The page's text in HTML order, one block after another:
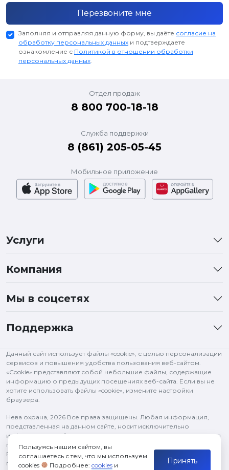
Перезвоните мне
Заполняя и отправляя данную форму, вы даёте согласие на
обработку персональных данных и подтверждаете
ознакомление с Политикой в отношении обработки
персональных данных
Услуги
Компания
Мы в соцсетях
Поддержка
Мобильное приложение
Отдел продаж
8 800 700-18-18
Служба поддержки
8 (861) 205-05-45
Данный сайт использует файлы «cookie», с целью персонализации
сервисов и повышения удобства пользования веб-сайтом.
«Cookie» представляют собой небольшие файлы, содержащие
информацию о предыдущих посещениях веб-сайта. Если вы не
хотите использовать файлы «cookie», измените настройки
браузера.
Нева охрана, 2026 Все права защищены. Любая информация,
представленная на данном сайте, носит исключительно
информационный характер и ни при каких условиях не является
публичной офертой, определяемой положениями статьи 437 ГК
РФ. Все права на изображения и тексты принадлежат их
правообладателям и используются в рамках цитирования.
Пользуясь нашим сайтом, вы
соглашаетесь с тем, что мы используем
cookies
Подробнее: cookiesи Принять